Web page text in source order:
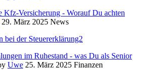
Kfz-Versicherung - Worauf Du achten
29. März 2025 News
im Ruhestand - was Du als Senior
Uwe 25. März 2025 Finanzen